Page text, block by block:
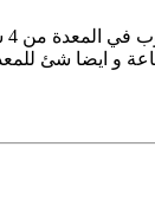
و ايضا شئ